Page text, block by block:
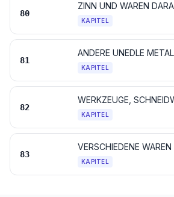
80
ZINN UND WAREN
KAPITEL
81
KAPITEL
82
KAPITEL
83
KAPITEL